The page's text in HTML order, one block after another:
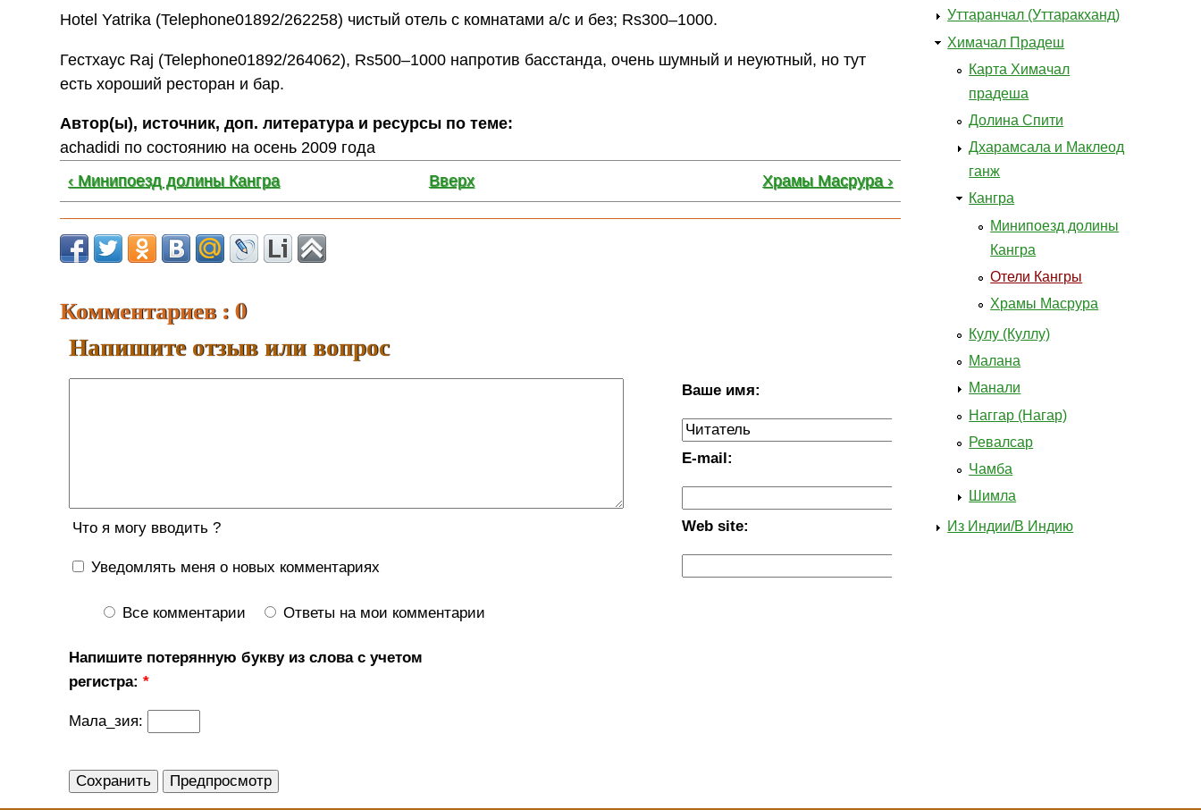
Hotel Yatrika (Telephone01892/262258) чистый отель с комнатами a/c и без; Rs300–1000.
Гестхаус Raj (Telephone01892/264062), Rs500–1000 напротив басстанда, очень шумный и неуютный, но тут
есть хороший ресторан и бар.
Автор(ы), источник, доп. литература и ресурсы по теме:
achadidi по состоянию на осень 2009 года
‹ Минипоезд долины Кангра
Вверх Храмы Масрура ›
Комментариев : 0
Напишите отзыв или вопрос
Ваше имя:
E-mail:
Web site:
Что я могу вводить ?
Уведомлять меня о новых комментариях
Все комментарии Ответы на мои комментарии
Напишите потерянную букву из слова с учетом
регистра:*
Мала_зия:
Уттаранчал (Уттаракханд)
Химачал Прадеш
Карта Химачал
прадеша
Долина Спити
Дхарамсала и Маклеод
ганж
Кангра
Минипоезд долины
Кангра
Отели Кангры
Храмы Масрура
Кулу (Куллу)
Малана
Манали
Наггар (Нагар)
Ревалсар
Чамба
Шимла
Из Индии/В Индию